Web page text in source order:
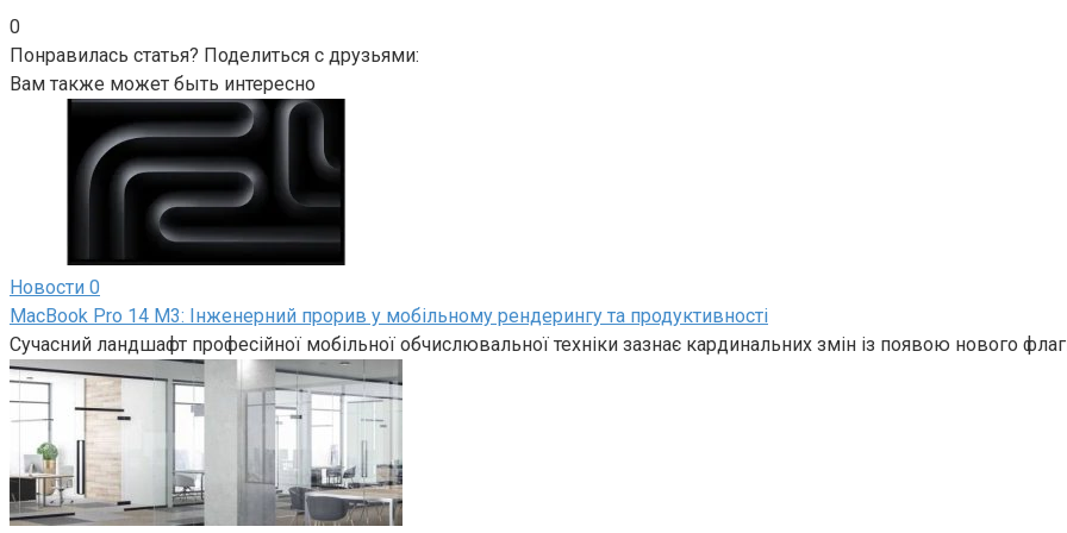
0
Понравилась статья? Поделиться с друзьями:
Вам также может быть интересно
Новости 0
MacBook Pro 14 M3: Інженерний прорив у мобільному рендерингу та продуктивності
Сучасний ландшафт професійної мобільної обчислювальної техніки зазнає кардинальних змін із появою нового